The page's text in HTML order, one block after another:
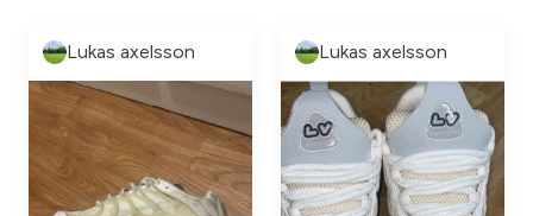
Lukas axelsson Lukas axelsson